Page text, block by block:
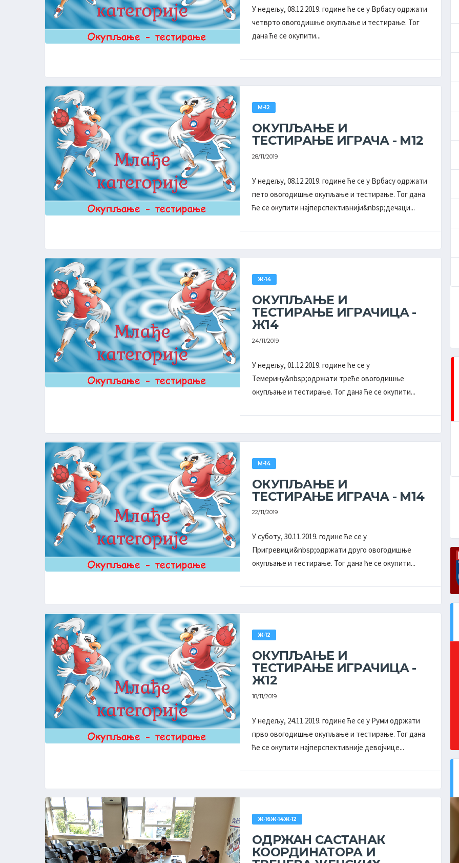
У недељу, 08.12.2019. године ће се у Врбасу одржати
четврто овогодишње окупљање и тестирање. Тог
дана ће се окупити...
М-12
ОКУПЉАЊЕ И
ТЕСТИРАЊЕ ИГРАЧА - М12
28/11/2019
У недељу, 08.12.2019. године ће се у Врбасу одржати
пето овогодишње окупљање и тестирање. Тог дана
ће се окупити најперспективнији&nbsp;дечаци...
Ж-14
ОКУПЉАЊЕ И
ТЕСТИРАЊЕ ИГРАЧИЦА -
Ж14
24/11/2019
У недељу, 01.12.2019. године ће се у
Темерину&nbsp;одржати треће овогодишње
окупљање и тестирање. Тог дана ће се окупити...
М-14
ОКУПЉАЊЕ И
ТЕСТИРАЊЕ ИГРАЧА - М14
22/11/2019
У суботу, 30.11.2019. године ће се у
Пригревици&nbsp;одржати друго овогодишње
окупљање и тестирање. Тог дана ће се окупити...
Ж-12
ОКУПЉАЊЕ И
ТЕСТИРАЊЕ ИГРАЧИЦА -
Ж12
18/11/2019
У недељу, 24.11.2019. године ће се у Руми одржати
прво овогодишње окупљање и тестирање. Тог дана
ће се окупити најперспективније девојчице...
Ж-16Ж-14Ж-12
ОДРЖАН САСТАНАК
КООРДИНАТОРА И
Раднички
Јаша Томић
Долово
СЛЕДЕЋЕ КОЛО
ДРУГА РУКОМЕТНА ЛИГА ''ВОЈВОДИНА'' - ПЛЕЈ-